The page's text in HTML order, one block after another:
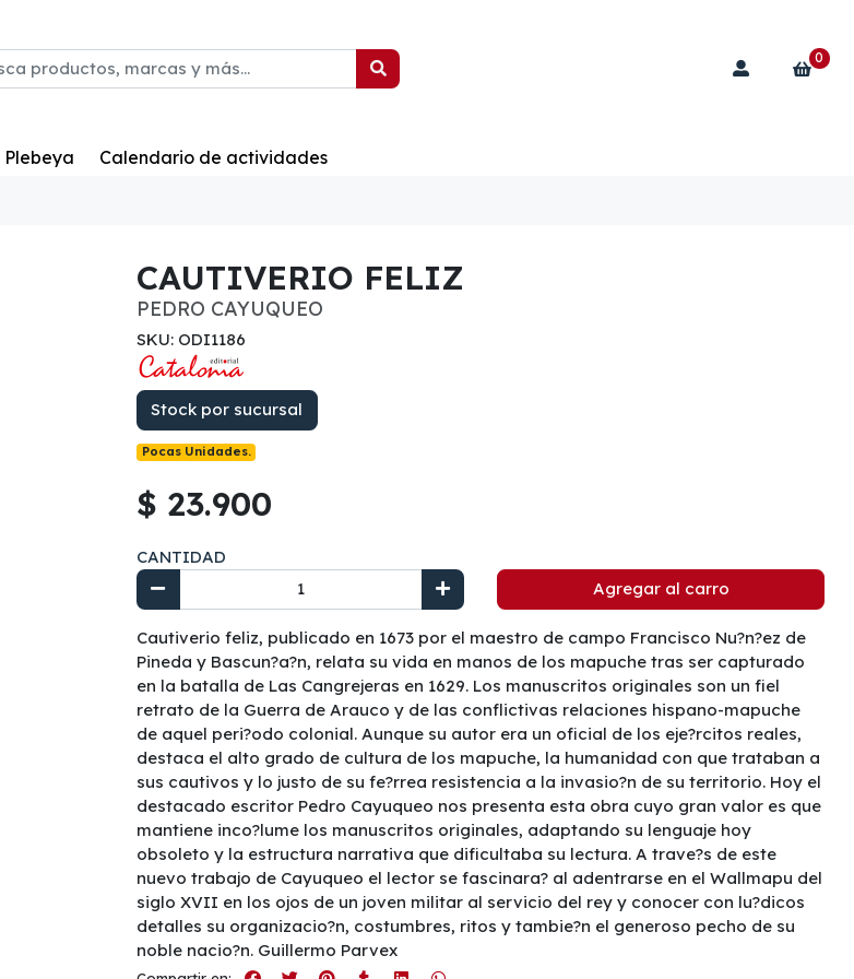
0
Plebeya Calendario de actividades
CAUTIVERIO FELIZ
PEDRO CAYUQUEO
SKU: ODI1186
Stock por sucursal
Pocas Unidades.
$ 23.900
CANTIDAD
Agregar al carro
Cautiverio feliz, publicado en 1673 por el maestro de campo Francisco Nu?n?ez de
Pineda y Bascun?a?n, relata su vida en manos de los mapuche tras ser capturado
en la batalla de Las Cangrejeras en 1629. Los manuscritos originales son un fiel
retrato de la Guerra de Arauco y de las conflictivas relaciones hispano-mapuche
de aquel peri?odo colonial. Aunque su autor era un oficial de los eje?rcitos reales,
destaca el alto grado de cultura de los mapuche, la humanidad con que trataban a
sus cautivos y lo justo de su fe?rrea resistencia a la invasio?n de su territorio. Hoy el
destacado escritor Pedro Cayuqueo nos presenta esta obra cuyo gran valor es que
mantiene inco?lume los manuscritos originales, adaptando su lenguaje hoy
obsoleto y la estructura narrativa que dificultaba su lectura. A trave?s de este
nuevo trabajo de Cayuqueo el lector se fascinara? al adentrarse en el Wallmapu del
siglo XVII en los ojos de un joven militar al servicio del rey y conocer con lu?dicos
detalles su organizacio?n, costumbres, ritos y tambie?n el generoso pecho de su
noble nacio?n. Guillermo Parvex